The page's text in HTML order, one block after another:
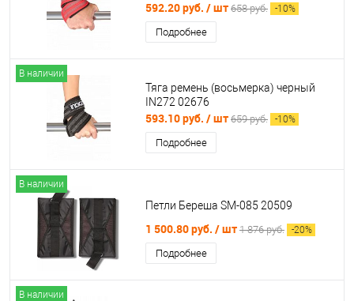
592.20 руб. / шт 658 руб. -10%
Подробнее
В наличии
Тяга ремень (восьмерка) черный
IN272 02676
593.10 руб. / шт 659 руб. -10%
Подробнее
В наличии
Петли Береша SM-085 20509
1 500.80 руб. / шт 1 876 руб. -20%
Подробнее
В наличии